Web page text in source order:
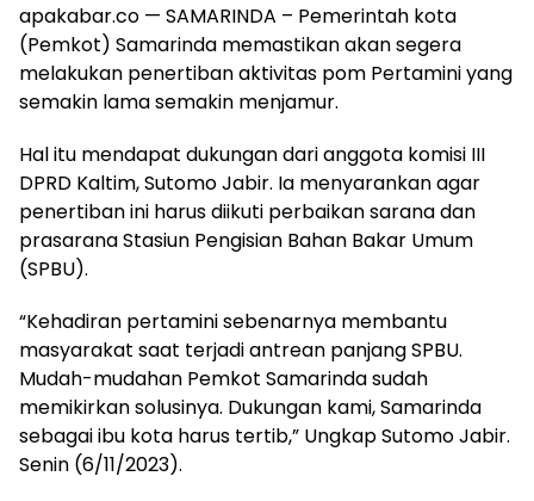
apakabar.co — SAMARINDA – Pemerintah kota
(Pemkot) Samarinda memastikan akan segera
melakukan penertiban aktivitas pom Pertamini yang
semakin lama semakin menjamur.
Hal itu mendapat dukungan dari anggota komisi III
DPRD Kaltim, Sutomo Jabir. Ia menyarankan agar
penertiban ini harus diikuti perbaikan sarana dan
prasarana Stasiun Pengisian Bahan Bakar Umum
(SPBU).
“Kehadiran pertamini sebenarnya membantu
masyarakat saat terjadi antrean panjang SPBU.
Mudah-mudahan Pemkot Samarinda sudah
memikirkan solusinya. Dukungan kami, Samarinda
sebagai ibu kota harus tertib,” Ungkap Sutomo Jabir.
Senin (6/11/2023).